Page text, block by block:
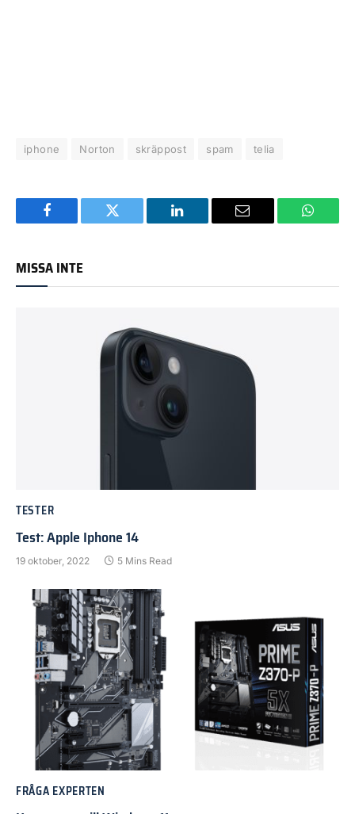
iphone Norton skräppost spam telia
Facebook Twitter LinkedIn Email
MISSA INTE
TESTER
Test: Apple Iphone 14
19 oktober, 2022 5 Mins Read
FRÅGA EXPERTEN